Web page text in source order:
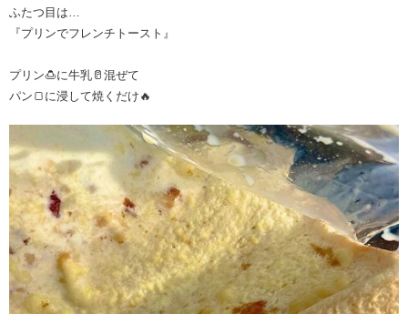
ふたつ目は…
『プリンでフレンチトースト』
プリン🍮に牛乳🥛混ぜて
パン🍞に浸して焼くだけ🔥